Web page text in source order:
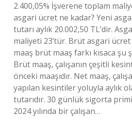
2.400,05% İşverene toplam
asgari ücret ne kadar? Yeni
tutarı aylık 20.002,50 TL’dir.
maliyeti 23’tür. Brüt asgari
maaş brüt maaş farkı kısaca şu
Brüt maaş, çalışanın çeşitli
önceki maaşıdır. Net maaş,
yapılan kesintiler yoluyla aylık
tutarıdır. 30 günlük sigorta
2024 yılında bir çalışan…